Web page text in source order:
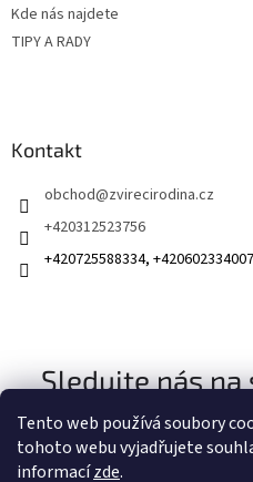
Tento web používá soubory
tohoto webu vyjadřujete
informacízde.
Kde nás najdete
TIPY A RADY
Kontakt
obchod@zvirecirodina.cz
+420312523756
+420725588334, +420602334007
Sledujte nás